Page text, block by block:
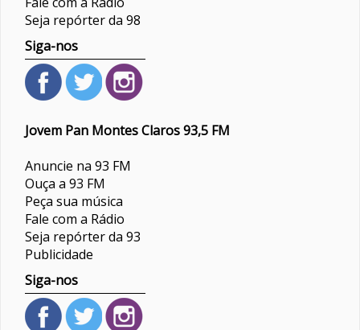
Seja repórter da 98
Siga-nos
Jovem Pan Montes Claros 93,5 FM
Anuncie na 93 FM
Ouça a 93 FM
Peça sua música
Fale com a Rádio
Seja repórter da 93
Publicidade
Siga-nos